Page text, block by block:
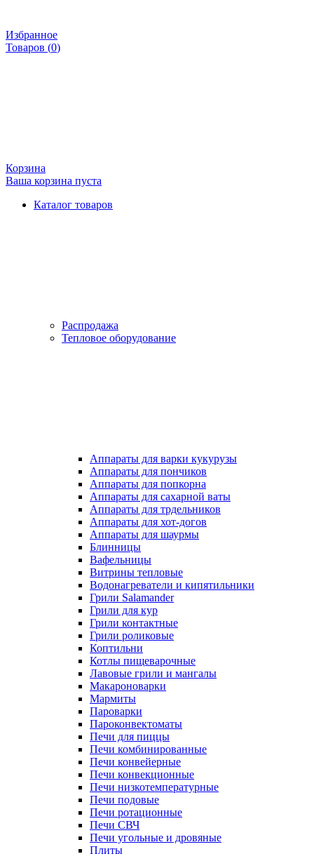
Избранное
Товаров (0)
Корзина
Ваша корзина пуста
Каталог товаров
Распродажа
Тепловое оборудование
Аппараты для варки кукурузы
Аппараты для пончиков
Аппараты для попкорна
Аппараты для сахарной ваты
Аппараты для трдельников
Аппараты для хот-догов
Аппараты для шаурмы
Блинницы
Вафельницы
Витрины тепловые
Водонагреватели и кипятильники
Грили Salamander
Грили для кур
Грили контактные
Грили роликовые
Коптильни
Котлы пищеварочные
Лавовые грили и мангалы
Макароноварки
Мармиты
Пароварки
Пароконвектоматы
Печи для пиццы
Печи комбинированные
Печи конвейерные
Печи конвекционные
Печи низкотемпературные
Печи подовые
Печи ротационные
Печи СВЧ
Печи угольные и дровяные
Плиты